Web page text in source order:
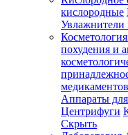
Зарегистрироваться
Зачем
регистрироваться?
кислородные
Увлажнители
похудения и
медикаментов
Аппараты
Центрифуги
Скрыть